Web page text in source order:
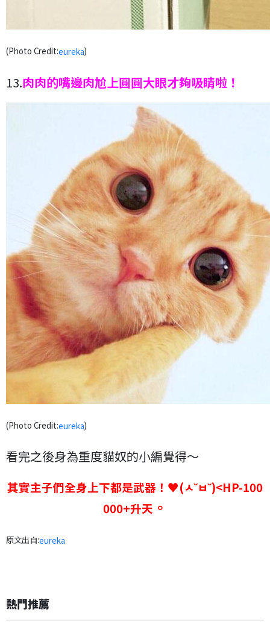
(Photo Credit:eureka)
13.肉肉的嘴邊肉尬上圓圓大眼才夠吸睛啦！
(Photo Credit:eureka)
看完之後身為重度貓奴的小編覺得～
其實主子們全身上下都是武器！♥(ㅅ˘ㅂ˘)<HP-100
000+升天 。
原文出自:eureka
熱門推薦